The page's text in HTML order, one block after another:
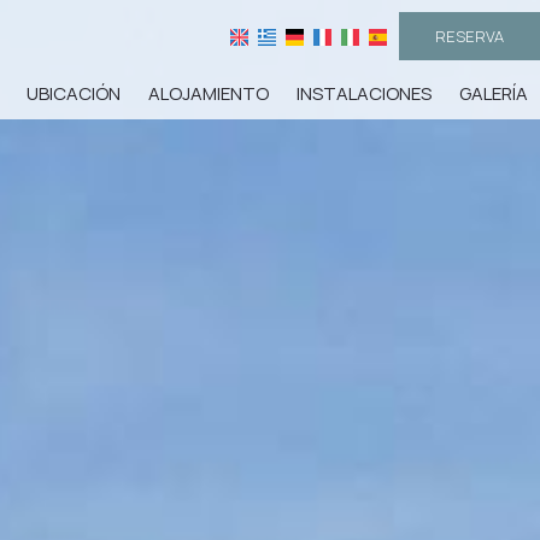
RESERVA
UBICACIÓN ALOJAMIENTO INSTALACIONES GALERÍA